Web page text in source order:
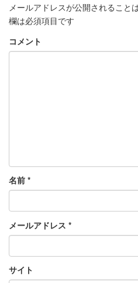
メールアドレスが公開されること
欄は必須項目です
コメント
名前 *
メールアドレス *
サイト